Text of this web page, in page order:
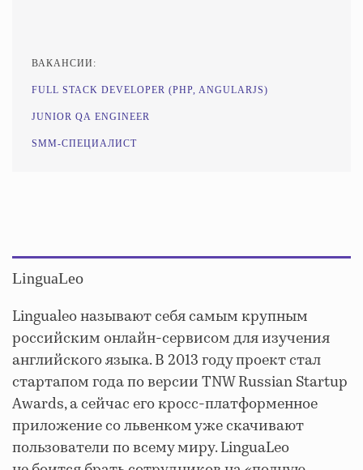
ВАКАНСИИ:
FULL STACK DEVELOPER (PHP, ANGULARJS)
JUNIOR QA ENGINEER
SMM-СПЕЦИАЛИСТ
LinguaLeo
Lingualeo называют себя самым крупным
российским онлайн-сервисом для изучения
английского языка. В 2013 году проект стал
стартапом года по версии TNW Russian Startup
Awards, а сейчас его кросс-платформенное
приложение со львенком уже скачивают
пользователи по всему миру. LinguaLeo